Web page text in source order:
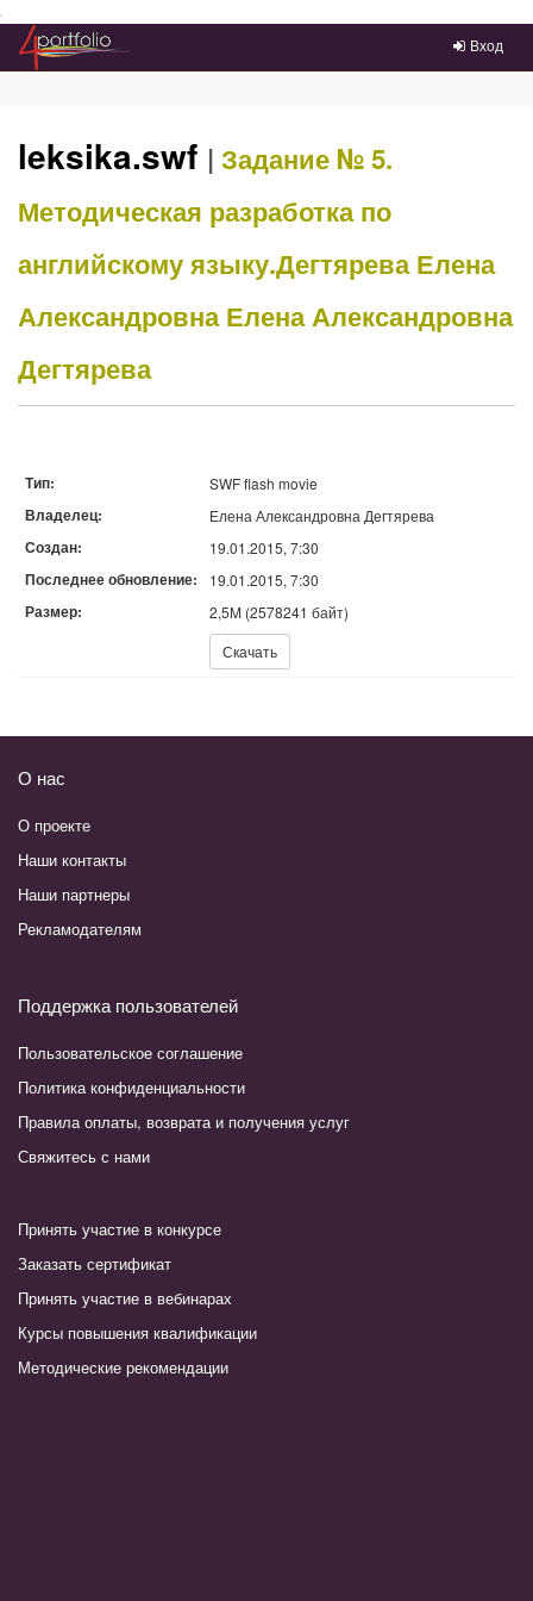
Преейти на главное меню
Вход
leksika.swf | Задание № 5.
Методическая разработка по
английскому языку.Дегтярева Елена
Александровна Елена Александровна
Дегтярева
Тип: SWF flash movie
Владелец: Елена Александровна Дегтярева
Создан: 19.01.2015, 7:30
Последнее обновление: 19.01.2015, 7:30
Размер: 2,5M (2578241 байт)
Скачать
О нас
О проекте
Наши контакты
Наши партнеры
Рекламодателям
Поддержка пользователей
Пользовательское соглашение
Политика конфиденциальности
Правила оплаты, возврата и получения услуг
Свяжитесь с нами
Принять участие в конкурсе
Заказать сертификат
Принять участие в вебинарах
Курсы повышения квалификации
Методические рекомендации